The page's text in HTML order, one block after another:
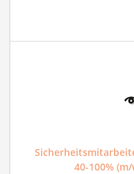
40-100%